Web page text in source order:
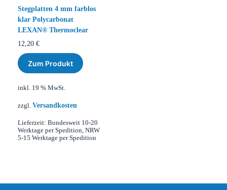
Stegplatten 4 mm farblos
klar Polycarbonat
LEXAN® Thermoclear
12,20 €
Zum Produkt
inkl. 19 % MwSt.
zzgl. Versandkosten
Lieferzeit: Bundesweit 10-20
Werktage per Spedition, NRW
5-15 Werktage per Spedition